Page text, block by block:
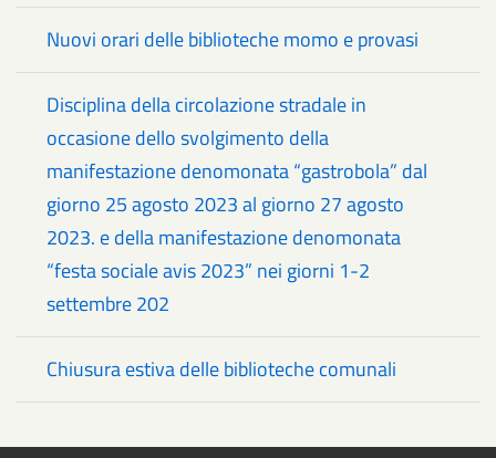
Nuovi orari delle biblioteche momo e provasi
Disciplina della circolazione stradale in
occasione dello svolgimento della
manifestazione denomonata “gastrobola” dal
giorno 25 agosto 2023 al giorno 27 agosto
2023. e della manifestazione denomonata
“festa sociale avis 2023” nei giorni 1-2
settembre 202
Chiusura estiva delle biblioteche comunali